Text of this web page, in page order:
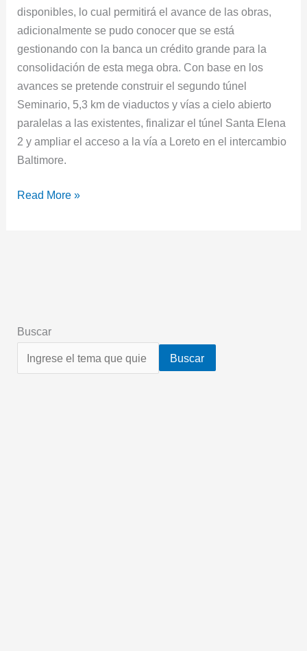
disponibles, lo cual permitirá el avance de las obras,
adicionalmente se pudo conocer que se está
gestionando con la banca un crédito grande para la
consolidación de esta mega obra. Con base en los
avances se pretende construir el segundo túnel
Seminario, 5,3 km de viaductos y vías a cielo abierto
paralelas a las existentes, finalizar el túnel Santa Elena
2 y ampliar el acceso a la vía a Loreto en el intercambio
Baltimore.
Read More »
Buscar
Buscar